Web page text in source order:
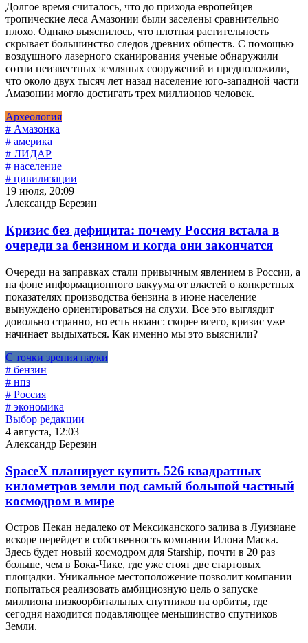
Долгое время считалось, что до прихода европейцев
тропические леса Амазонии были заселены сравнительно
плохо. Однако выяснилось, что плотная растительность
скрывает большинство следов древних обществ. С помощью
воздушного лазерного сканирования ученые обнаружили
сотни неизвестных земляных сооружений и предположили,
что около двух тысяч лет назад население юго-западной части
Амазонии могло достигать трех миллионов человек.
Археология
# Амазонка
# америка
# ЛИДАР
# население
# цивилизации
19 июля, 20:09
Александр Березин
Кризис без дефицита: почему Россия встала в
очереди за бензином и когда они закончатся
Очереди на заправках стали привычным явлением в России, а
на фоне информационного вакуума от властей о конкретных
показателях производства бензина в июне население
вынуждено ориентироваться на слухи. Все это выглядит
довольно странно, но есть нюанс: скорее всего, кризис уже
начинает выдыхаться. Как именно мы это выяснили?
С точки зрения науки
# бензин
# нпз
# Россия
# экономика
Выбор редакции
4 августа, 12:03
Александр Березин
SpaceX планирует купить 526 квадратных
километров земли под самый большой частный
космодром в мире
Остров Пекан недалеко от Мексиканского залива в Луизиане
вскоре перейдет в собственность компании Илона Маска.
Здесь будет новый космодром для Starship, почти в 20 раз
больше, чем в Бока-Чике, где уже стоят две стартовых
площадки. Уникальное местоположение позволит компании
попытаться реализовать амбициозную цель о запуске
миллиона низкоорбитальных спутников на орбиты, где
сегодня находится подавляющее меньшинство спутников
Земли.